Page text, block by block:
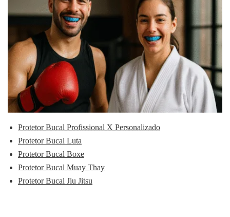
Protetor Bucal Profissional X Personalizado
Protetor Bucal Luta
Protetor Bucal Boxe
Protetor Bucal Muay Thay
Protetor Bucal Jiu Jitsu